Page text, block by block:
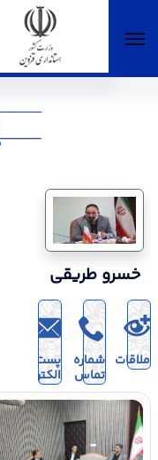
خسرو طریقی
ملاقات شماره
تماس
پست
الکترونیک